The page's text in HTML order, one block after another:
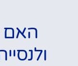
האם